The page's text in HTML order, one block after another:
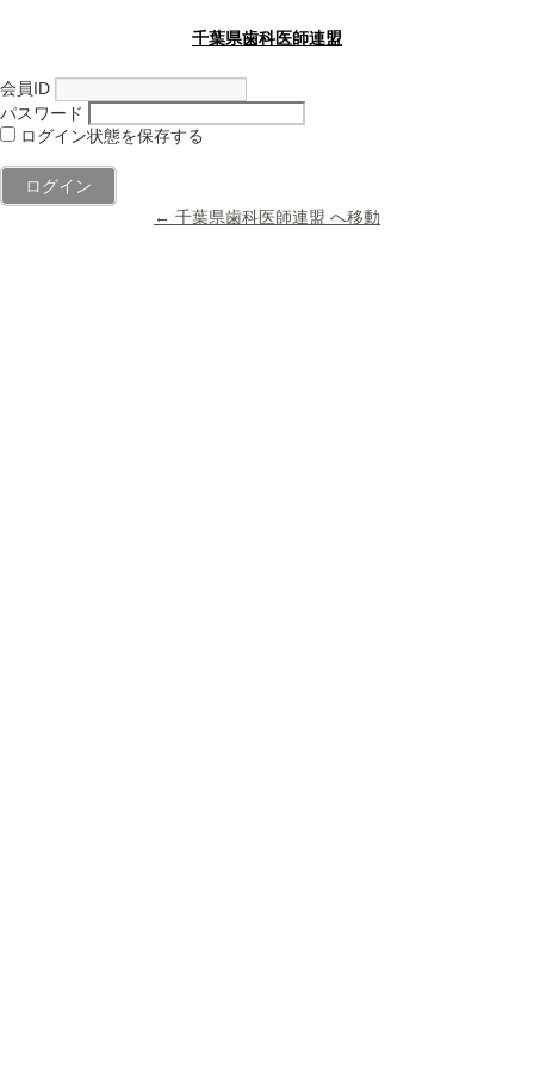
千葉県歯科医師連盟
会員ID
パスワード
ログイン状態を保存する
← 千葉県歯科医師連盟 へ移動